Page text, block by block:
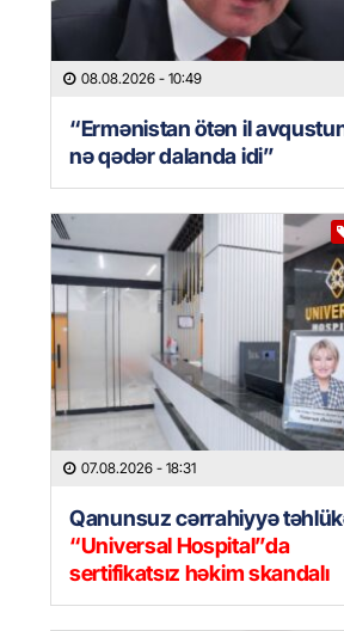
08.08.2026 - 10:49
“Ermənistan ötən il
nə qədər dalanda idi”
07.08.2026 - 18:31
Qanunsuz cərrahiyyə
“Universal Hospital”da
sertifikatsız həkim skandalı